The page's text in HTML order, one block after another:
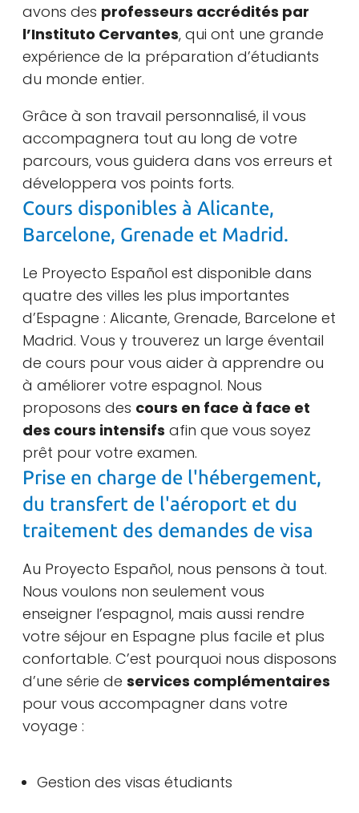
avons des professeurs accrédités par
l’Instituto Cervantes, qui ont une grande
expérience de la préparation d’étudiants
du monde entier.
Grâce à son travail personnalisé, il vous
accompagnera tout au long de votre
parcours, vous guidera dans vos erreurs et
développera vos points forts.
Cours disponibles à Alicante,
Barcelone, Grenade et Madrid.
Le Proyecto Español est disponible dans
quatre des villes les plus importantes
d’Espagne : Alicante, Grenade, Barcelone et
Madrid. Vous y trouverez un large éventail
de cours pour vous aider à apprendre ou
à améliorer votre espagnol. Nous
proposons des cours en face à face et
des cours intensifs afin que vous soyez
prêt pour votre examen.
Prise en charge de l'hébergement,
du transfert de l'aéroport et du
traitement des demandes de visa
Au Proyecto Español, nous pensons à tout.
Nous voulons non seulement vous
enseigner l’espagnol, mais aussi rendre
votre séjour en Espagne plus facile et plus
confortable. C’est pourquoi nous disposons
d’une série de services complémentaires
pour vous accompagner dans votre
voyage :
Gestion des visas étudiants